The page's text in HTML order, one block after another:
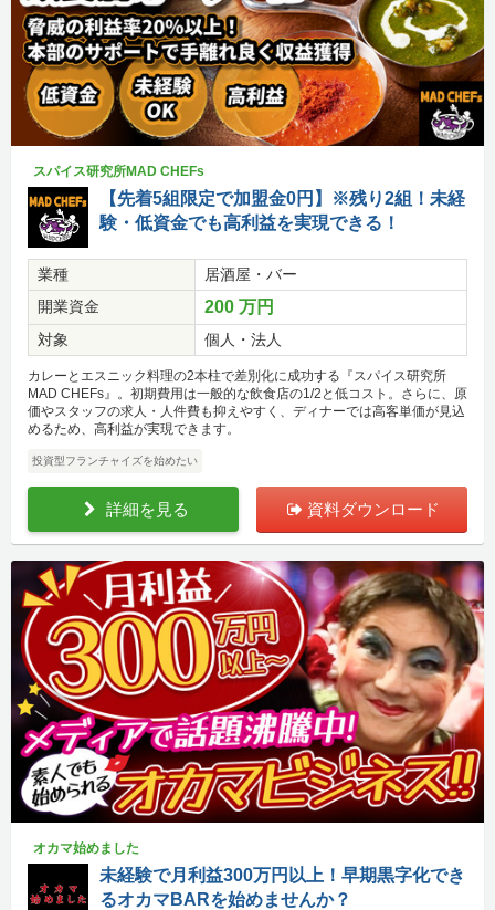
スパイス研究所MAD CHEFs
【先着5組限定で加盟金0円】※残り2組！未経
験・低資金でも高利益を実現できる！
業種
居酒屋・バー
開業資金
200 万円
対象 個人・法人
カレーとエスニック料理の2本柱で差別化に成功する『スパイス研究所
MAD CHEFs』。初期費用は一般的な飲食店の1/2と低コスト。さらに、原
価やスタッフの求人・人件費も抑えやすく、ディナーでは高客単価が見込
めるため、高利益が実現できます。
投資型フランチャイズを始めたい
詳細を見る 資料ダウンロード
オカマ始めました
未経験で月利益300万円以上！早期黒字化でき
るオカマBARを始めませんか？